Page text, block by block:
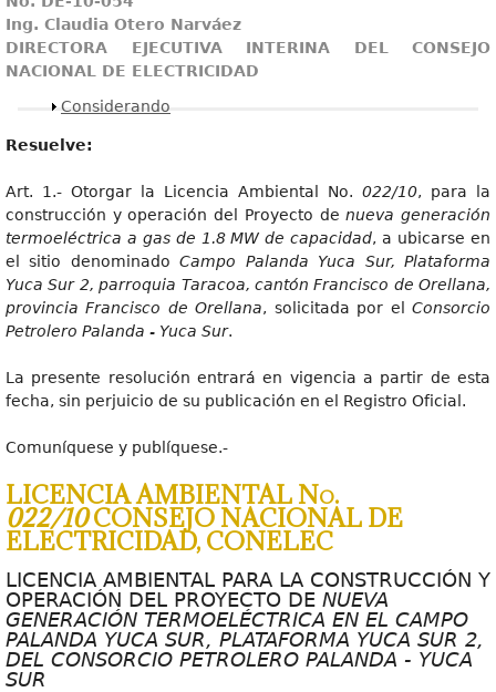
Ing. Claudia Otero Narváez
DIRECTORA EJECUTIVA INTERINA DEL CONSEJO
NACIONAL DE ELECTRICIDAD
Mostrar
Considerando
Resuelve:
Art. 1.- Otorgar la Licencia Ambiental No. 022/10, para la
construcción y operación del Proyecto denueva generación
termoeléctrica a gas de 1.8 MW de capacidad, a ubicarse en
el sitio denominadoCampo Palanda Yuca Sur, Plataforma
Yuca Sur 2, parroquia Taracoa, cantón Francisco de Orellana,
provincia Francisco de Orellana, solicitada por elConsorcio
Petrolero Palanda - Yuca Sur.
La presente resolución entrará en vigencia a partir de esta
fecha, sin perjuicio de su publicación en el Registro Oficial.
Comuníquese y publíquese.-
LICENCIA AMBIENTAL No.
022/10CONSEJO NACIONAL DE
ELECTRICIDAD, CONELEC
LICENCIA AMBIENTAL PARA LA CONSTRUCCIÓN Y
OPERACIÓN DEL PROYECTO DE NUEVA
GENERACIÓN TERMOELÉCTRICA EN EL CAMPO
PALANDA YUCA SUR, PLATAFORMA YUCA SUR 2,
DEL CONSORCIO PETROLERO PALANDA - YUCA
SUR